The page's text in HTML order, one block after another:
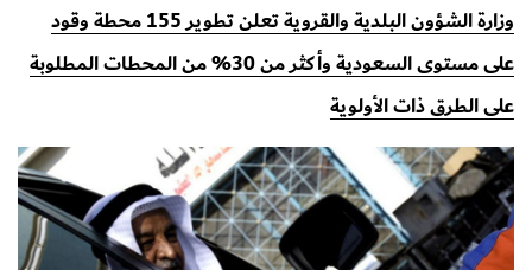
وزارة الشؤون البلدية والقروية تعلن تطوير 155 محطة وقود
على مستوى السعودية وأكثر من 30% من المحطات المطلوبة
على الطرق ذات الأولوية